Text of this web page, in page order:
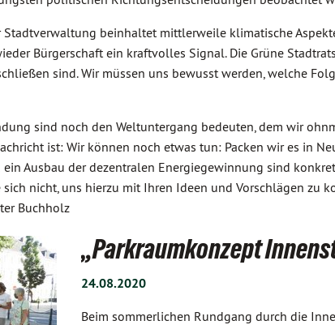
Stadtverwaltung beinhaltet mittlerweile klimatische
Bürgerschaft ein kraftvolles Signal. Die Grüne
sind. Wir müssen uns bewusst werden, welche
sind noch den Weltuntergang bedeuten, dem wir
ist: Wir können noch etwas tun: Packen wir es in
Ausbau der dezentralen Energiegewinnung sind
nicht, uns hierzu mit Ihren Ideen und Vorschlägen
Buchholz
„Parkraumkonzept
24.08.2020
Beim sommerlichen Rundgang durch die